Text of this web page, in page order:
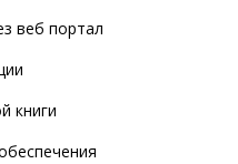
веб портал
книги